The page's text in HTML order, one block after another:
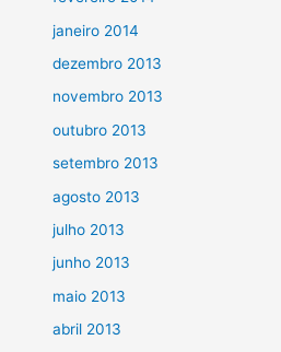
janeiro 2014
dezembro 2013
novembro 2013
outubro 2013
setembro 2013
agosto 2013
julho 2013
junho 2013
maio 2013
abril 2013